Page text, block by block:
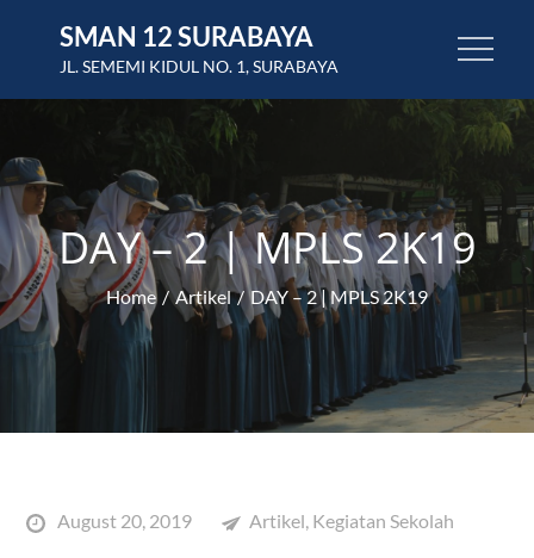
SMAN 12 SURABAYA
JL. SEMEMI KIDUL NO. 1, SURABAYA
DAY – 2 | MPLS 2K19
Home Artikel DAY – 2 | MPLS 2K19
PostedAugust 20, 2019 Artikel, Kegiatan Sekolah